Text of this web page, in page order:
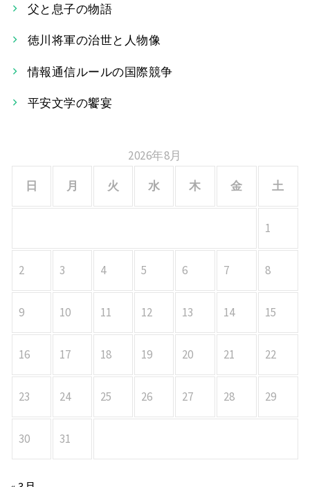
シ
ョ
ン
父と息子の物語
徳川将軍の治世と人物像
情報通信ルールの国際競争
平安文学の饗宴
2026年8月
日
月 火 水 木 金 土
1
2 3 4 5 6 7 8
9 10 11 12 13 14 15
16 17 18 19 20 21 22
23 24 25 26 27 28 29
30 31